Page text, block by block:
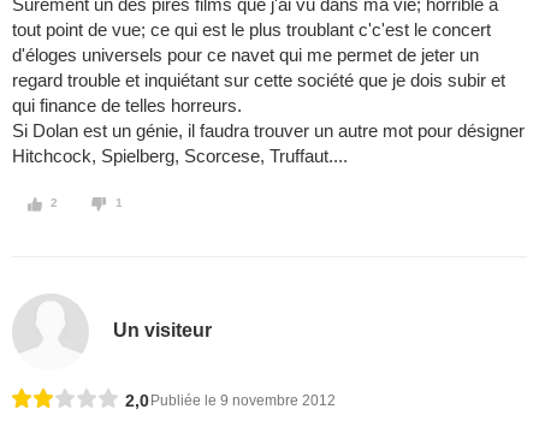
Surement un des pires films que j'ai vu dans ma vie; horrible à
tout point de vue; ce qui est le plus troublant c'c'est le concert
d'éloges universels pour ce navet qui me permet de jeter un
regard trouble et inquiétant sur cette société que je dois subir et
qui finance de telles horreurs.
Si Dolan est un génie, il faudra trouver un autre mot pour désigner
Hitchcock, Spielberg, Scorcese, Truffaut....
2 1
Un visiteur
2,0 Publiée le 9 novembre 2012